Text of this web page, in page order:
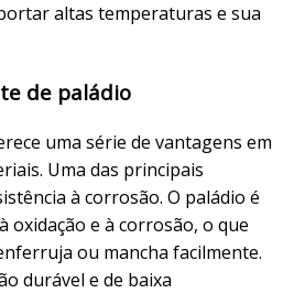
altas temperaturas e sua
de paládio
uma série de vantagens em
Uma das principais
à corrosão. O paládio é
oxidação e à corrosão, o que
ou mancha facilmente.
durável e de baixa